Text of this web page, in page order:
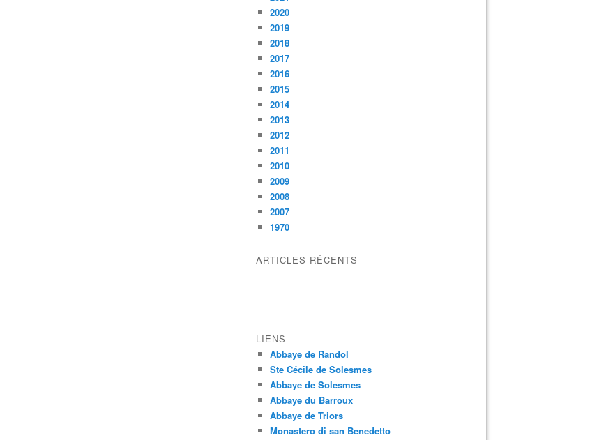
2020
2019
2018
2017
2016
2015
2014
2013
2012
2011
2010
2009
2008
2007
1970
ARTICLES RÉCENTS
LIENS
Abbaye de Randol
Ste Cécile de Solesmes
Abbaye de Solesmes
Abbaye du Barroux
Abbaye de Triors
Monastero di san Benedetto